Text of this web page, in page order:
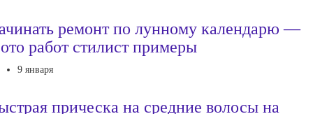
ремонт по лунному календарю —
работ стилист примеры
9 января
прическа на средние волосы на